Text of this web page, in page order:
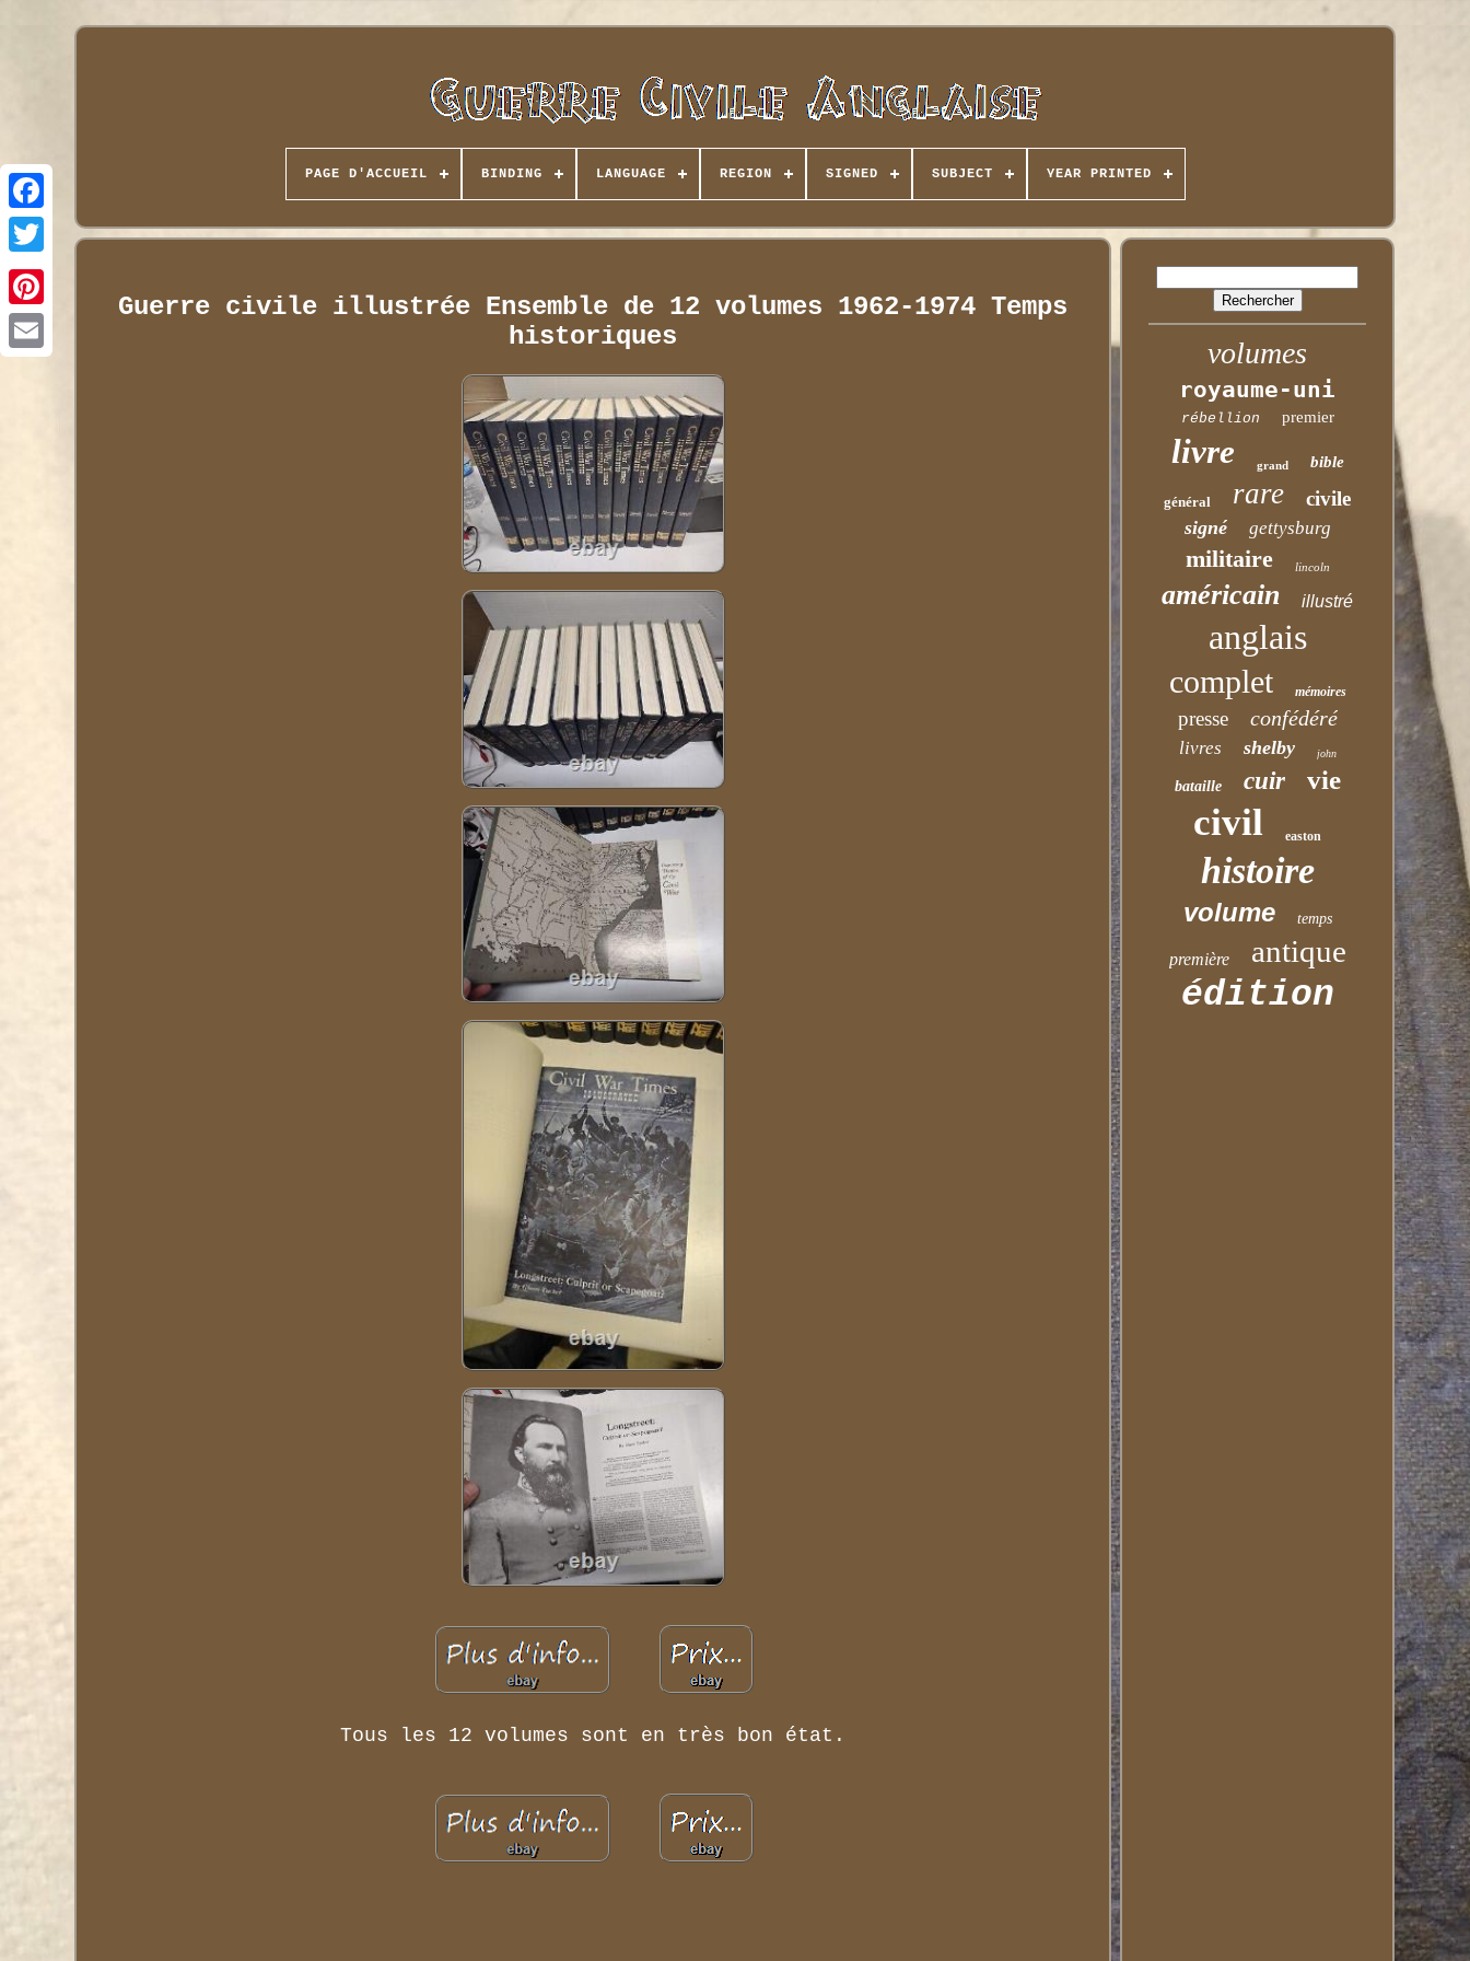
PAGE D'ACCUEIL BINDING LANGUAGE REGION SIGNED SUBJECT YEAR PRINTED
Guerre civile illustrée Ensemble de 12 volumes 1962-1974 Temps
historiques
Tous les 12 volumes sont en très bon état.
volumes
royaume-uni
rébellion premier
livre grand bible
général rare civile
signé gettysburg
militaire lincoln
américain illustré
anglais
complet mémoires
presse confédéré
livres shelby john
bataille cuir vie
civil easton
histoire
volume temps
première antique
édition